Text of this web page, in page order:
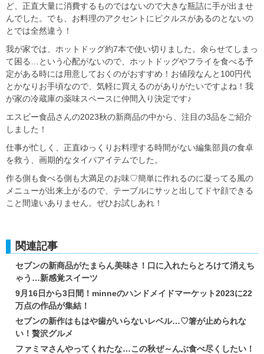
ど、正直大量に消費するものではないので大きな瓶詰に手が出ませ
んでした。でも、お料理のアクセントにピクルスがあるのとないの
とでは全然違う！
我が家では、ホットドッグ約7本で使い切りました。余らせてしまっ
て困る…という心配がないので、ホットドッグやフライを食べる予
定がある時には用意しておくのがおすすめ！お値段なんと100円代
とかなりお手頃なので、気軽に買えるのがありがたいですよね！我
が家の冷蔵庫の薬味スペースに仲間入り決定です♪
エスビー食品さんの2023秋の新商品の中から、注目の3品をご紹介
しました！
仕事が忙しく、正直ゆっくりお料理する時間がない編集部員の食卓
を救う、画期的なタイパアイテムでした。
作る側も食べる側も大満足のお味♡簡単に作れるのに凝ってる風の
メニューが出来上がるので、テーブルにサッと出してドヤ顔できる
こと間違いありません。ぜひお試しあれ！
関連記事
セブンの新商品がたまらん美味さ！口に入れたらとろけて消えち
ゃう…新感覚スイーツ
9月16日から3日間！minneのハンドメイドマーケット2023に22
万点の作品が集結！
セブンの新作はもはや歯がいらないレベル…♡箸が止められな
い！贅沢グルメ
ファミマさんやってくれたな…この秋ぜ～んぶ食べ尽くしたい！